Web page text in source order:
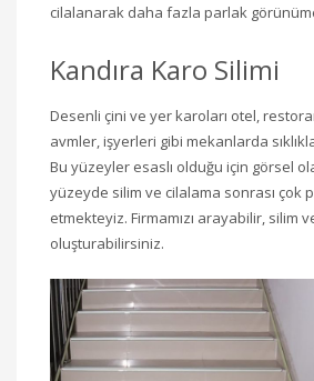
cilalanarak daha fazla parlak
Kandıra Karo Silimi
Desenli çini ve yer karoları otel,
avmler, işyerleri gibi mekanlarda
Bu yüzeyler esaslı olduğu için görsel
yüzeyde silim ve cilalama sonrası çok
etmekteyiz. Firmamızı arayabilir, silim
oluşturabilirsiniz.